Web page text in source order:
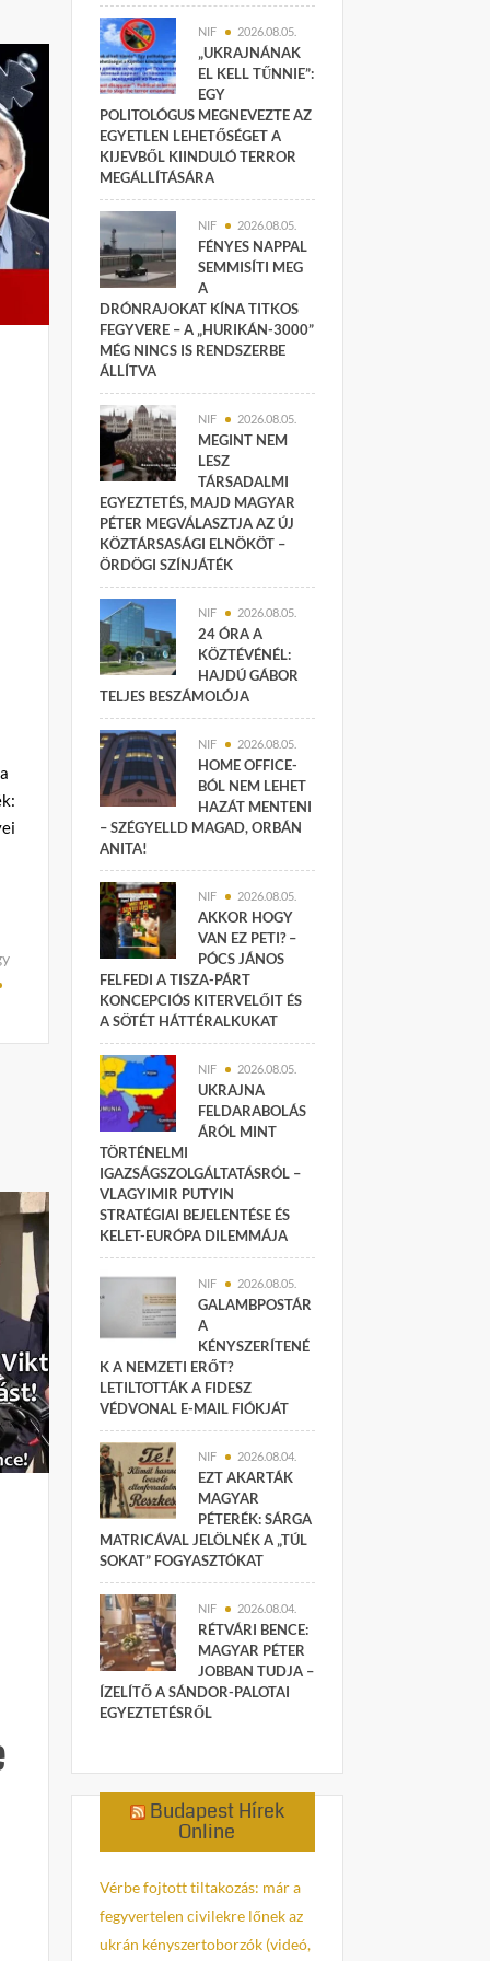
NIF 2026.08.05.
„UKRAJNÁNAK
EL KELL TŰNNIE”:
EGY
POLITOLÓGUS MEGNEVEZTE AZ
EGYETLEN LEHETŐSÉGET A
KIJEVBŐL KIINDULÓ TERROR
MEGÁLLÍTÁSÁRA
NIF 2026.08.05.
FÉNYES NAPPAL
SEMMISÍTI MEG
A
DRÓNRAJOKAT KÍNA TITKOS
FEGYVERE – A „HURIKÁN-3000”
MÉG NINCS IS RENDSZERBE
ÁLLÍTVA
NIF 2026.08.05.
MEGINT NEM
LESZ
TÁRSADALMI
EGYEZTETÉS, MAJD MAGYAR
PÉTER MEGVÁLASZTJA AZ ÚJ
KÖZTÁRSASÁGI ELNÖKÖT –
ÖRDÖGI SZÍNJÁTÉK
NIF 2026.08.05.
24 ÓRA A
KÖZTÉVÉNÉL:
HAJDÚ GÁBOR
TELJES BESZÁMOLÓJA
NIF 2026.08.05.
HOME OFFICE-
BÓL NEM LEHET
HAZÁT MENTENI
– SZÉGYELLD MAGAD, ORBÁN
ANITA!
NIF 2026.08.05.
AKKOR HOGY
VAN EZ PETI? –
PÓCS JÁNOS
FELFEDI A TISZA-PÁRT
KONCEPCIÓS KITERVELŐIT ÉS
A SÖTÉT HÁTTÉRALKUKAT
NIF 2026.08.05.
UKRAJNA
FELDARABOLÁS
ÁRÓL MINT
TÖRTÉNELMI
IGAZSÁGSZOLGÁLTATÁSRÓL –
VLAGYIMIR PUTYIN
STRATÉGIAI BEJELENTÉSE ÉS
KELET-EURÓPA DILEMMÁJA
NIF 2026.08.05.
GALAMBPOSTÁR
A
KÉNYSZERÍTENÉ
K A NEMZETI ERŐT?
LETILTOTTÁK A FIDESZ
VÉDVONAL E-MAIL FIÓKJÁT
NIF 2026.08.04.
EZT AKARTÁK
MAGYAR
PÉTERÉK: SÁRGA
MATRICÁVAL JELÖLNÉK A „TÚL
SOKAT” FOGYASZTÓKAT
NIF 2026.08.04.
RÉTVÁRI BENCE:
MAGYAR PÉTER
JOBBAN TUDJA –
ÍZELÍTŐ A SÁNDOR-PALOTAI
EGYEZTETÉSRŐL
Budapest Hírek
Online
Vérbe fojtott tiltakozás: már a
fegyvertelen civilekre lőnek az
ukrán kényszertoborzók (videó,